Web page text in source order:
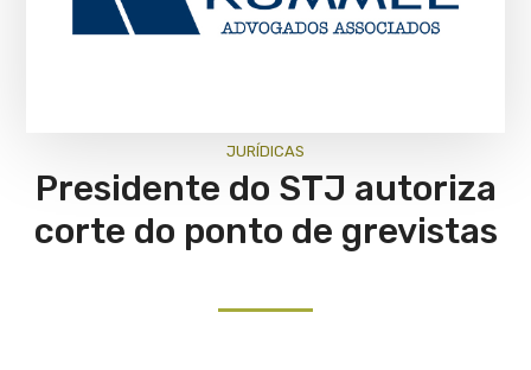
JURÍ­DICAS
Presidente do STJ autoriza
corte do ponto de grevistas